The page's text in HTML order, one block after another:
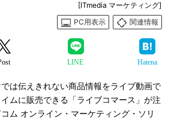
[ITmedia マーケティング]
PC用表示
関連情報
LINE Hatena
は伝えきれない商品情報をライブ動画で
ムに販売できる「ライブコマース」が注
ム オンライン・マーケティング・ソリ